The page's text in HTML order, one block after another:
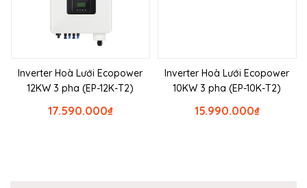
Inverter Hoà Lưới Ecopower
12KW 3 pha (EP-12K-T2)
₫
17.590.000
Inverter Hoà Lưới Ecopower
10KW 3 pha (EP-10K-T2)
₫
15.990.000